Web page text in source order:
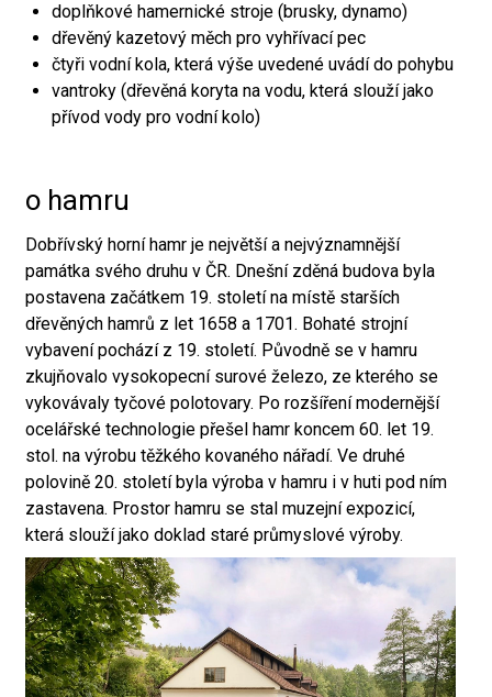
doplňkové hamernické stroje (brusky, dynamo)
dřevěný kazetový měch pro vyhřívací pec
čtyři vodní kola, která výše uvedené uvádí do pohybu
vantroky (dřevěná koryta na vodu, která slouží jako
přívod vody pro vodní kolo)
o hamru
Dobřívský horní hamr je největší a nejvýznamnější
památka svého druhu v ČR. Dnešní zděná budova byla
postavena začátkem 19. století na místě starších
dřevěných hamrů z let 1658 a 1701. Bohaté strojní
vybavení pochází z 19. století. Původně se v hamru
zkujňovalo vysokopecní surové železo, ze kterého se
vykovávaly tyčové polotovary. Po rozšíření modernější
ocelářské technologie přešel hamr koncem 60. let 19.
stol. na výrobu těžkého kovaného nářadí. Ve druhé
polovině 20. století byla výroba v hamru i v huti pod ním
zastavena. Prostor hamru se stal muzejní expozicí,
která slouží jako doklad staré průmyslové výroby.